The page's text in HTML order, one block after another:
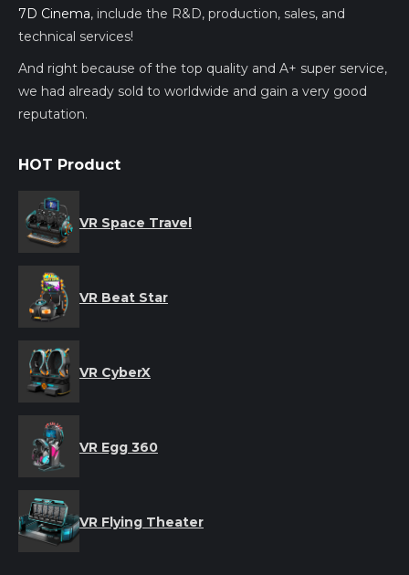
7D Cinema, include the R&D, production, sales, and
technical services!
And right because of the top quality and A+ super service,
we had already sold to worldwide and gain a very good
reputation.
HOT Product
VR Space Travel
VR Beat Star
VR CyberX
VR Egg 360
VR Flying Theater